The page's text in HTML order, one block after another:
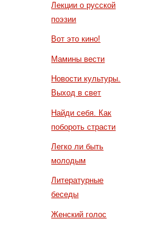
Лекции о русской
поэзии
Вот это кино!
Мамины вести
Новости культуры.
Выход в свет
Найди себя. Как
побороть страсти
Легко ли быть
молодым
Литературные
беседы
Женский голос